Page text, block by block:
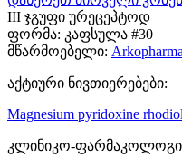
III ჯგუფი ურეცეპტოდ
ფორმა: კაფსულა #30
მწარმოებელი:
აქტიური ნივთიერებები:
Magnesium pyridoxine
კლინიკო-